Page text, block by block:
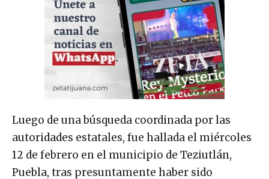
Luego de una búsqueda coordinada por las
autoridades estatales, fue hallada el miércoles
12 de febrero en el municipio de Teziutlán,
Puebla, tras presuntamente haber sido